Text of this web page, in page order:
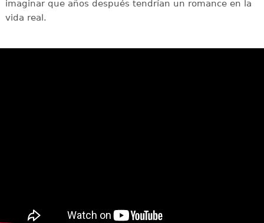
imaginar que años después tendrían un romance en la
vida real.